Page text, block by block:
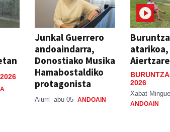
Junkal Guerrero
andoaindarra,
Donostiako Musika
Hamabostaldiko
protagonista
Aiurri abu 05 ANDOAIN
2026
Xabat
ANDOAIN